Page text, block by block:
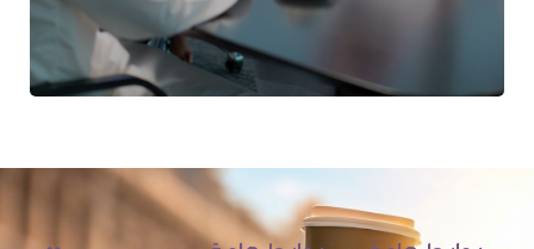
روابط هامة روابط هامة